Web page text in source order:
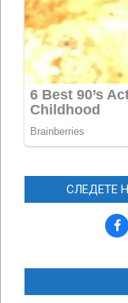
СЛЕДЕТЕ